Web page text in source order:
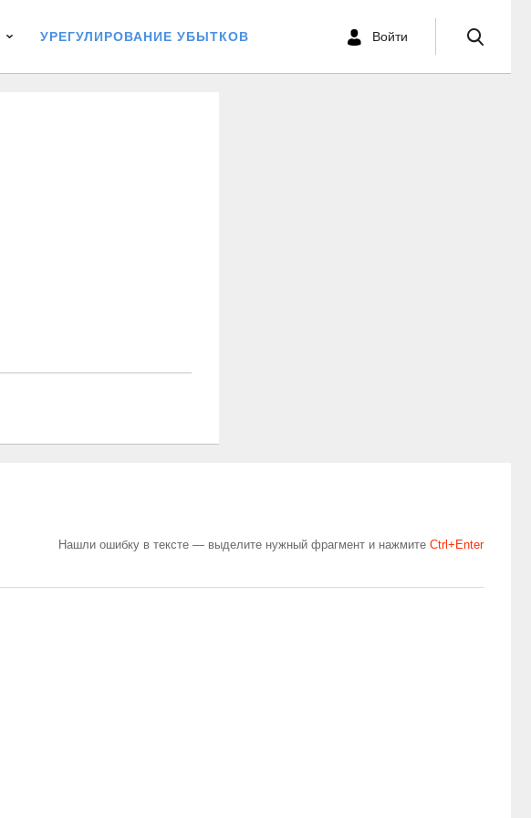
УРЕГУЛИРОВАНИЕ УБЫТКОВ Войти
Нашли ошибку в тексте — выделите нужный фрагмент и нажмите Сtrl+Enter